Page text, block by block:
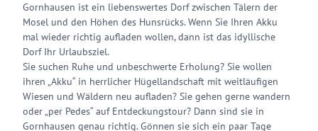
Gornhausen ist ein liebenswertes Dorf zwischen Tälern der
Mosel und den Höhen des Hunsrücks. Wenn Sie Ihren Akku
mal wieder richtig aufladen wollen, dann ist das idyllische
Dorf Ihr Urlaubsziel.
Sie suchen Ruhe und unbeschwerte Erholung? Sie wollen
ihren „Akku“ in herrlicher Hügellandschaft mit weitläufigen
Wiesen und Wäldern neu aufladen? Sie gehen gerne wandern
oder „per Pedes“ auf Entdeckungstour? Dann sind sie in
Gornhausen genau richtig. Gönnen sie sich ein paar Tage